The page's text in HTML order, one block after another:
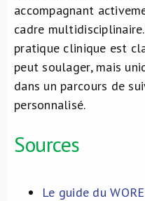
accompagnant
cadre
pratique clinique est
peut soulager, mais
dans un parcours de
personnalisé.
Sources
Le guide du